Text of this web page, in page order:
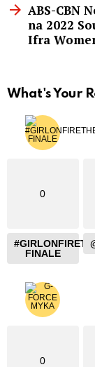
ABS-CBN
na 2022
Ifra
What's Your
0
FINALE
0